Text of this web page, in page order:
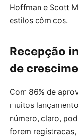
Hoffman e Scott
estilos cômicos.
Recepção
de
Com 86% de
muitos
número, claro,
forem registradas,